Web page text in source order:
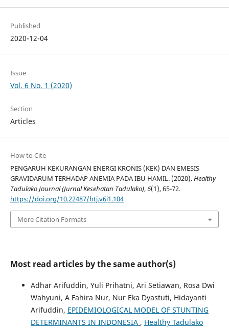
Published
2020-12-04
Issue
Vol. 6 No. 1 (2020)
Section
Articles
How to Cite
PENGARUH KEKURANGAN ENERGI KRONIS (KEK) DAN EMESIS
GRAVIDARUM TERHADAP ANEMIA PADA IBU HAMIL. (2020).Healthy
Tadulako Journal (Jurnal Kesehatan Tadulako),6(1), 65-72.
https://doi.org/10.22487/htj.v6i1.104
More Citation Formats
Most read articles by the same author(s)
Adhar Arifuddin, Yuli Prihatni, Ari Setiawan, Rosa Dwi
Wahyuni, A Fahira Nur, Nur Eka Dyastuti, Hidayanti
Arifuddin, EPIDEMIOLOGICAL MODEL OF STUNTING
DETERMINANTS IN INDONESIA , Healthy Tadulako